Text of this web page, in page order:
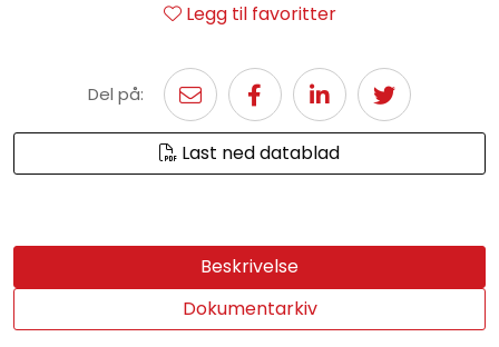
Legg til favoritter
Del på:
Last ned datablad
Beskrivelse
Dokumentarkiv